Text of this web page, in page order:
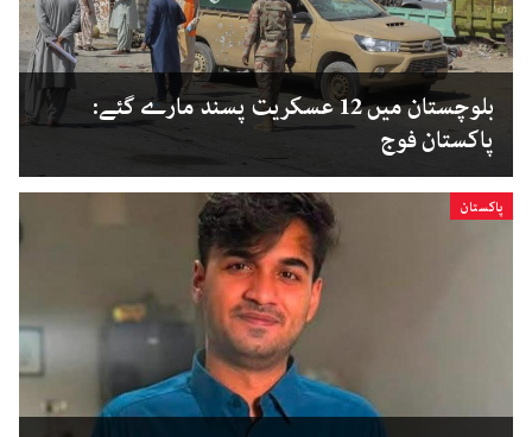
بلوچستان میں 12 عسکریت پسند مارے گئے:
پاکستان فوج
پاکستان